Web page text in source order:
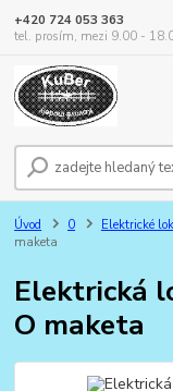
+420 724 053 363
tel. prosím, mezi 9.00 -
Úvod 0 Elektrické
maketa
Elektrická
O maketa